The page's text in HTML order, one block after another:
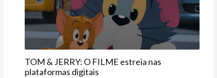
Agenda
TOM & JERRY: O FILME estreia nas
plataformas digitais